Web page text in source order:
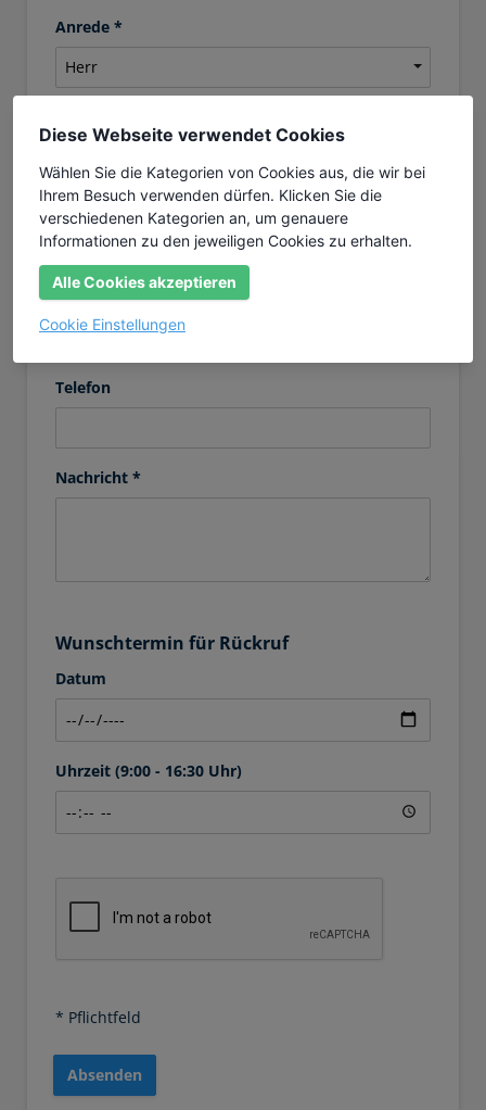
Anrede *
Nachname *
E-Mail *
Telefon
Nachricht *
Wunschtermin für Rückruf
Datum
Uhrzeit (9:00 - 16:30 Uhr)
* Pflichtfeld
Absenden
Diese Webseite verwendet Cookies
Wählen Sie die Kategorien von Cookies aus, die wir bei
Ihrem Besuch verwenden dürfen. Klicken Sie die
verschiedenen Kategorien an, um genauere
Informationen zu den jeweiligen Cookies zu erhalten.
Alle Cookies akzeptieren
Cookie Einstellungen